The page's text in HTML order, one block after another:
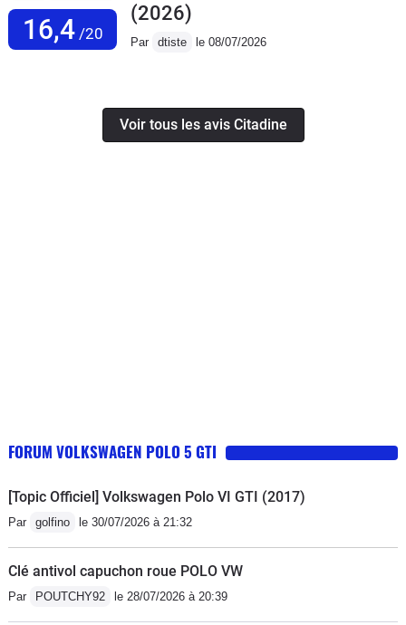
16,4/20
(2026)
Par dtiste le 08/07/2026
Voir tous les avis Citadine
FORUM VOLKSWAGEN POLO 5 GTI
[Topic Officiel] Volkswagen Polo VI GTI (2017)
Par golfino le 30/07/2026 à 21:32
Clé antivol capuchon roue POLO VW
Par POUTCHY92 le 28/07/2026 à 20:39